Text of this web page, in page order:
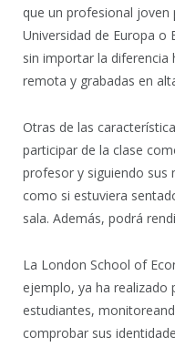
que un profesional joven
Universidad de Europa o
sin importar la
remota y grabadas en
Otras de las
participar de la clase
profesor y siguiendo sus
como si estuviera
sala. Además, podrá
La London School of
ejemplo, ya ha realizado
estudiantes,
comprobar sus